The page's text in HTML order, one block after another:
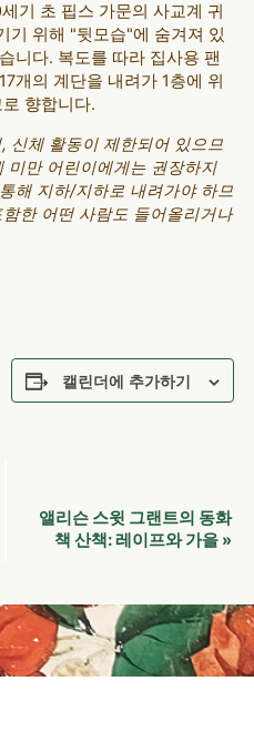
기 초 핍스 가문의 사교계 귀
기 위해 "뒷모습"에 숨겨져 있
니다. 복도를 따라 집사용 팬
개의 계단을 내려가 1층에 위
향합니다.
신체 활동이 제한되어 있으므
미만 어린이에게는 권장하지
해 지하/지하로 내려가야 하므
한 어떤 사람도 들어올리거나
캘린더에 추가하기
앨리슨 스윗 그랜트의 동화
책 산책: 레이프와 가을 »